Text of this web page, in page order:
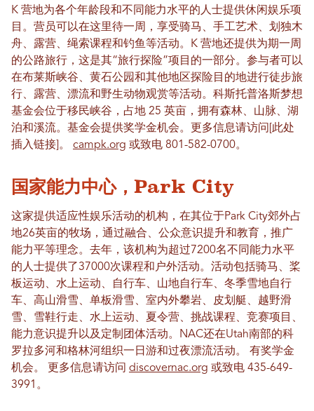
K 营地为各个年龄段和不同能力水平的人士提供休闲娱乐项
目。营员可以在这里待一周，享受骑马、手工艺术、划独木
舟、露营、绳索课程和钓鱼等活动。K 营地还提供为期一周
的公路旅行，这是其“旅行探险”项目的一部分。参与者可以
在布莱斯峡谷、黄石公园和其他地区探险目的地进行徒步旅
行、露营、漂流和野生动物观赏等活动。科斯托普洛斯梦想
基金会位于移民峡谷，占地 25 英亩，拥有森林、山脉、湖
泊和溪流。基金会提供奖学金机会。更多信息请访问[此处
插入链接]。 campk.org 或致电 801-582-0700。
国家能力中心，Park City
这家提供适应性娱乐活动的机构，在其位于Park City郊外占
地26英亩的牧场，通过融合、公众意识提升和教育，推广
能力平等理念。去年，该机构为超过7200名不同能力水平
的人士提供了37000次课程和户外活动。活动包括骑马、桨
板运动、水上运动、自行车、山地自行车、冬季雪地自行
车、高山滑雪、单板滑雪、室内外攀岩、皮划艇、越野滑
雪、雪鞋行走、水上运动、夏令营、挑战课程、竞赛项目、
能力意识提升以及定制团体活动。NAC还在Utah南部的科
罗拉多河和格林河组织一日游和过夜漂流活动。 有奖学金
机会。
更多信息请访问 discovernac.org 或致电 435-649-
3991。